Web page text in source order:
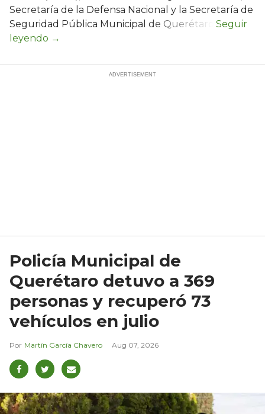
Secretaría de la Defensa Nacional y la Secretaría de
Seguridad Pública Municipal de Querétaro.
Policía Municipal de
Querétaro detuvo a 369
personas y recuperó 73
vehículos en julio
Martín García Chavero Aug 07, 2026